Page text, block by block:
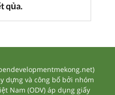
qủa.
dựng và công bố bởi nhóm
Nam (ODV) áp dụng giấy